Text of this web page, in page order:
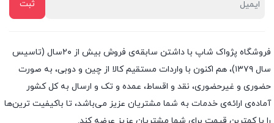
فروشگاه پژواک شاپ با داشتن سابقه‌ی فروش بیش از ۲۰سال (تاسیس
سال ۱۳۷۹)، هم اکنون با واردات مستقیم کالا از چین و دوبی، به صورت
حضوری و غیرحضوری، نقد و اقساط، عمده و تک و ارسال به کل کشور
آماده‌ی ارائه‌ی خدمات به شما مشتریان عزیز می‌باشد، تا باکیفیت ترین‌ها